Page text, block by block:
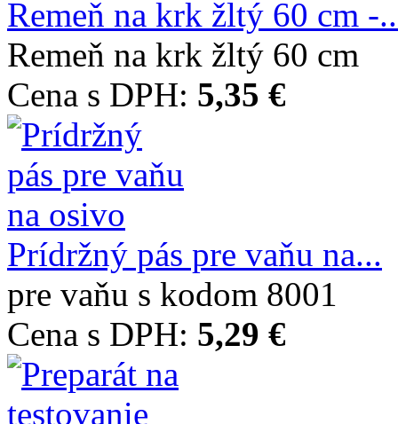
Remeň na krk žltý 60 cm -
Remeň na krk žltý 60 cm
Cena s DPH: 5,35 €
Prídržný pás pre vaňu na...
pre vaňu s kodom 8001
Cena s DPH: 5,29 €